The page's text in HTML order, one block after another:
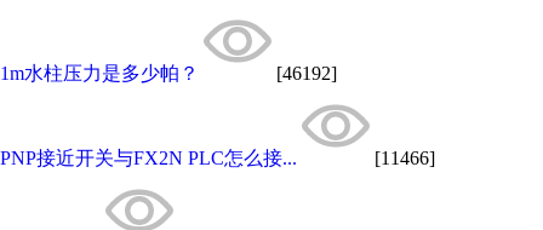
1m水柱压力是多少帕？ [46192]
PNP接近开关与FX2N PLC怎么接... [11466]